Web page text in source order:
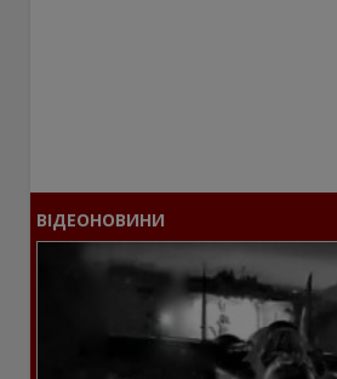
ВІДЕОНОВИНИ